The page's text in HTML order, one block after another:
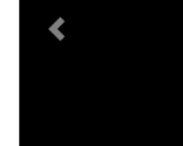
Previous